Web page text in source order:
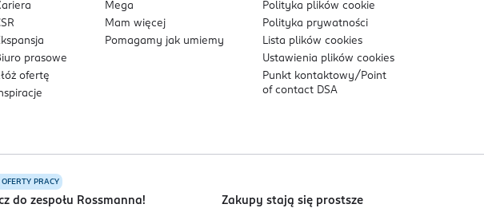
prasowe
ofertę
Mega
Mam więcej
Pomagamy jak umiemy
Polityka plikówcookie
Polityka prywatności
Lista plikówcookies
Ustawienia plikówcookies
Punkt kontaktowy/ Point
of contact DSA
OFERTY PRACY
do zespołu Rossmanna! Zakupy stają się prostsze